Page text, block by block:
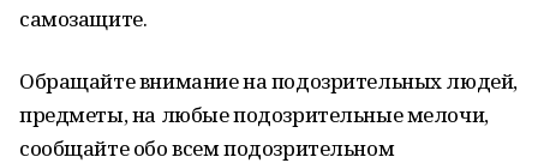
самозащите.
Обращайте внимание на подозрительных людей,
предметы, на любые подозрительные мелочи,
сообщайте обо всем подозрительном